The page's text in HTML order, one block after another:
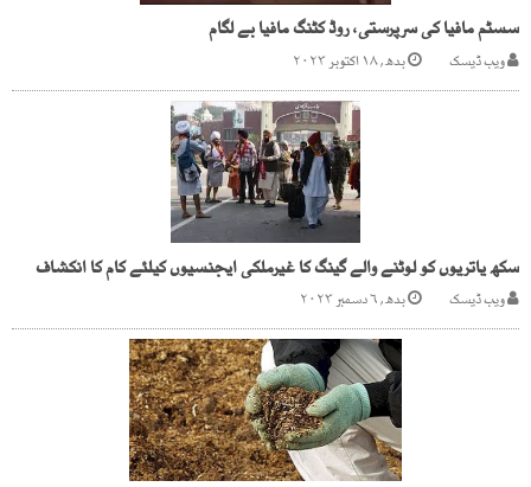
سسٹم مافیا کی سرپرستی، روڈ کٹنگ مافیا بے لگام
ویب ڈیسک بدھ, ۱۸ اکتوبر ۲۰۲۳
سکھ یاتریوں کو لوٹنے والے گینگ کا غیرملکی ایجنسیوں کیلئے کام کا انکشاف
ویب ڈیسک بدھ, ۶ دسمبر ۲۰۲۳